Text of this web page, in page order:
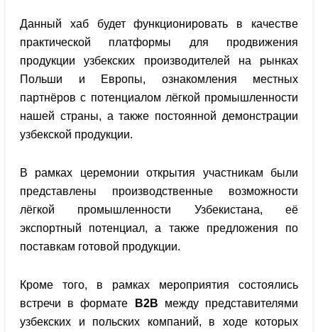
Данный хаб будет функционировать в качестве
практической платформы для продвижения
продукции узбекских производителей на рынках
Польши и Европы, ознакомления местных
партнёров с потенциалом лёгкой промышленности
нашей страны, а также постоянной демонстрации
узбекской продукции.
В рамках церемонии открытия участникам были
представлены производственные возможности
лёгкой промышленности Узбекистана, её
экспортный потенциал, а также предложения по
поставкам готовой продукции.
Кроме того, в рамках мероприятия состоялись
встречи в формате
B2B между представителями
узбекских и польских компаний, в ходе которых